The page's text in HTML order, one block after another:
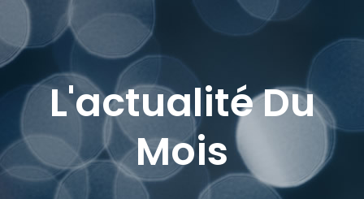
L'actualité Du
Mois